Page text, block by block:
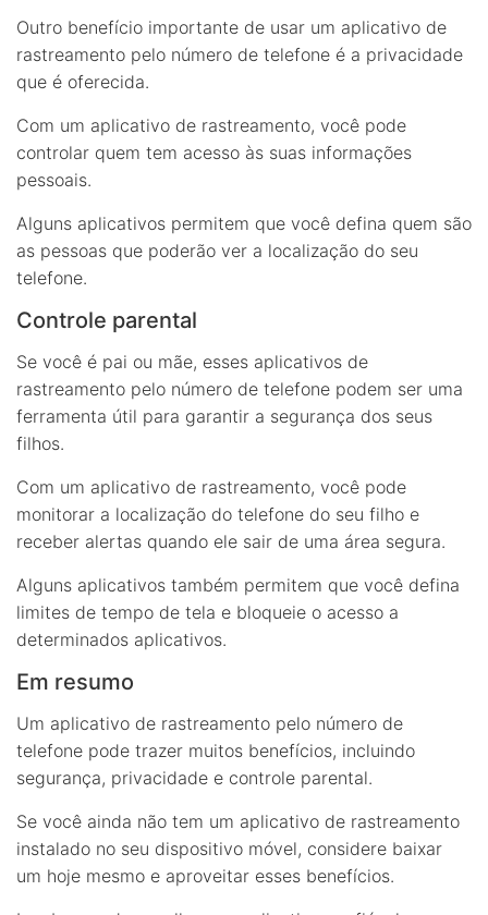
Outro benefício importante de usar um aplicativo de
rastreamento pelo número de telefone é a privacidade
que é oferecida.
Com um aplicativo de rastreamento, você pode
controlar quem tem acesso às suas informações
pessoais.
Alguns aplicativos permitem que você defina quem são
as pessoas que poderão ver a localização do seu
telefone.
Controle parental
Se você é pai ou mãe, esses aplicativos de
rastreamento pelo número de telefone podem ser uma
ferramenta útil para garantir a segurança dos seus
filhos.
Com um aplicativo de rastreamento, você pode
monitorar a localização do telefone do seu filho e
receber alertas quando ele sair de uma área segura.
Alguns aplicativos também permitem que você defina
limites de tempo de tela e bloqueie o acesso a
determinados aplicativos.
Em resumo
Um aplicativo de rastreamento pelo número de
telefone pode trazer muitos benefícios, incluindo
segurança, privacidade e controle parental.
Se você ainda não tem um aplicativo de rastreamento
instalado no seu dispositivo móvel, considere baixar
um hoje mesmo e aproveitar esses benefícios.